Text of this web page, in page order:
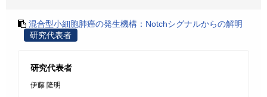
混合型小細胞肺癌の発生機構：Notchシグナルからの解明
研究代表者
研究代表者
伊藤 隆明